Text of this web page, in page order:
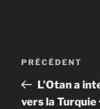
Navigation
l’article
Article
précédent
PRÉCÉDENT
L’Otan a
vers la Turquie